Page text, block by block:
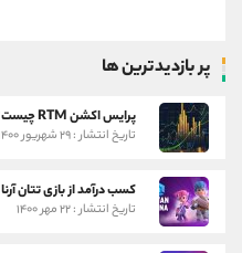
پر بازدیدترین ها
پرایس اکشن RTM چیست؟
تاریخ انتشار : ۲۹ شهریور ۱۴۰۰
کسب درآمد از بازی تتان آرنا
تاریخ انتشار : ۲۲ مهر ۱۴۰۰